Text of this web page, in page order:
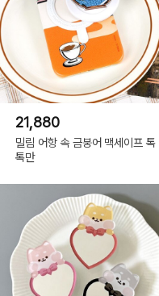
21,880
밀림 어항 속 금붕어 맥세이프 톡
톡만